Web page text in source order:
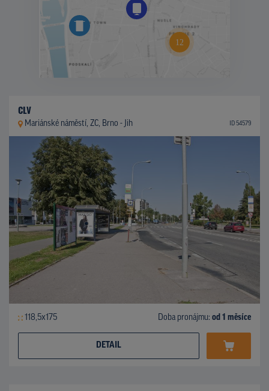
CLV
Mariánské náměstí, ZC, Brno - Jih ID 54579
118,5x175 Doba pronájmu: od 1 měsíce
DETAIL